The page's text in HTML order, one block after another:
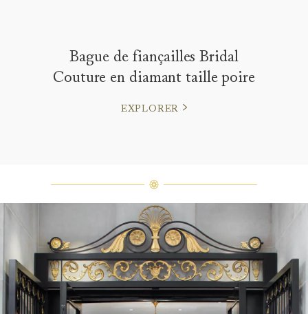
Bague de fiançailles Bridal
Couture en diamant taille poire
EXPLORER